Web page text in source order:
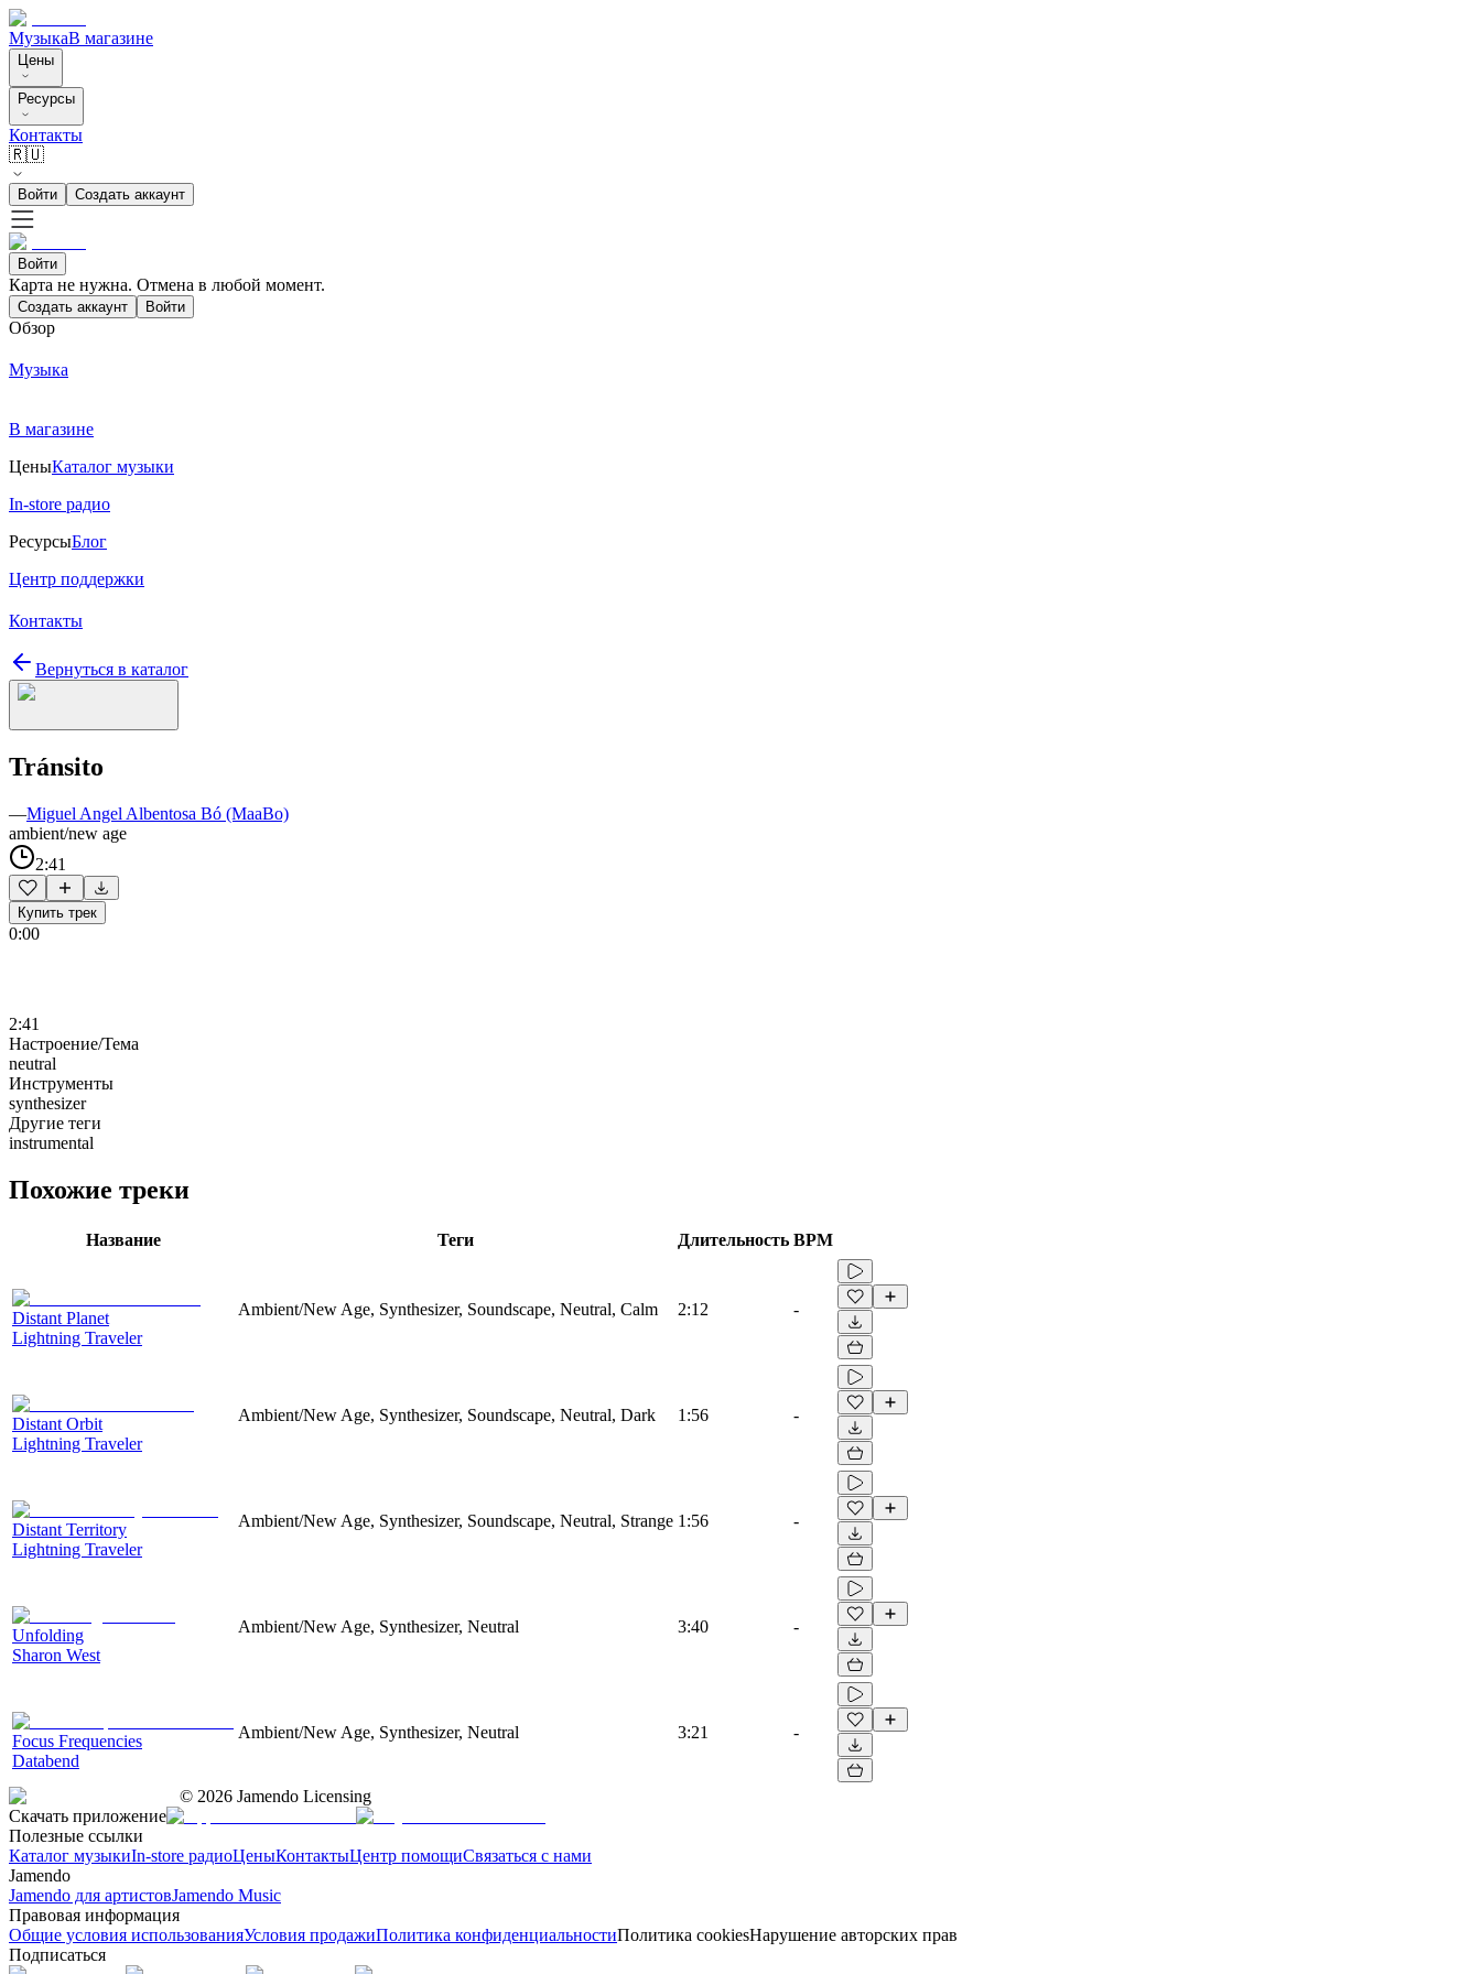
МузыкаВ магазине
Цены
Ресурсы
Контакты
🇷🇺
Войти Создать аккаунт
Войти
Карта не нужна. Отмена в любой момент.
Создать аккаунт Войти
Обзор
Музыка
В магазине
ЦеныКаталог музыки
In-store радио
РесурсыБлог
Центр поддержки
Контакты
Вернуться в каталог
Tránsito
—Miguel Angel Albentosa Bó (MaaBo)
ambient/new age
2:41
Купить трек
0:00
2:41
Настроение/Тема
neutral
Инструменты
synthesizer
Другие теги
instrumental
Похожие треки
Название Теги Длительность BPM
Distant Planet
Lightning Traveler
Ambient/New Age, Synthesizer, Soundscape, Neutral, Calm 2:12 -
Distant Orbit
Lightning Traveler
Ambient/New Age, Synthesizer, Soundscape, Neutral, Dark 1:56 -
Distant Territory
Lightning Traveler
Ambient/New Age, Synthesizer, Soundscape, Neutral, Strange 1:56 -
Unfolding
Sharon West
Ambient/New Age, Synthesizer, Neutral 3:40 -
Focus Frequencies
Databend
Ambient/New Age, Synthesizer, Neutral 3:21 -
© 2026 Jamendo Licensing
Скачать приложение
Полезные ссылки
Каталог музыкиIn-store радиоЦеныКонтактыЦентр помощиСвязаться с нами
Jamendo
Jamendo для артистовJamendo Music
Правовая информация
Общие условия использованияУсловия продажиПолитика конфиденциальностиПолитика cookiesНарушение авторских прав
Подписаться